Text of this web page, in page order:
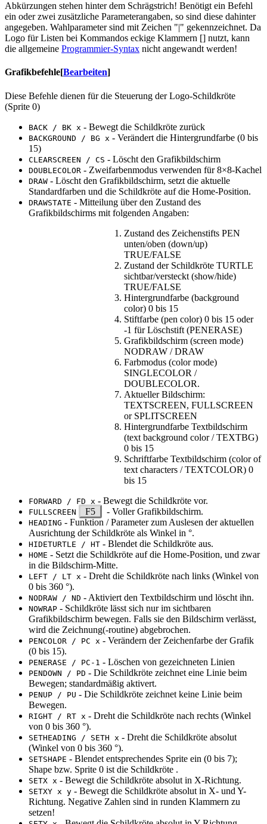
Abkürzungen stehen hinter dem Schrägstrich! Benötigt ein Befehl
ein oder zwei zusätzliche Parameterangaben, so sind diese dahinter
angegeben. Wahlparameter sind mit Zeichen "|" gekennzeichnet. Da
Logo für Listen bei Kommandos eckige Klammern [] nutzt, kann
die allgemeine Programmier-Syntax nicht angewandt werden!
Grafikbefehle[Bearbeiten]
Diese Befehle dienen für die Steuerung der Logo-Schildkröte
(Sprite 0)
BACK / BK x - Bewegt die Schildkröte zurück
BACKGROUND / BG x - Verändert die Hintergrundfarbe (0 bis
15)
CLEARSCREEN / CS - Löscht den Grafikbildschirm
DOUBLECOLOR - Zweifarbenmodus verwenden für 8×8-Kachel
DRAW - Löscht den Grafikbildschirm, setzt die aktuelle
Standardfarben und die Schildkröte auf die Home-Position.
DRAWSTATE - Mitteilung über den Zustand des
Grafikbildschirms mit folgenden Angaben:
Zustand des Zeichenstifts PEN
unten/oben (down/up)
TRUE/FALSE
Zustand der Schildkröte TURTLE
sichtbar/versteckt (show/hide)
TRUE/FALSE
Hintergrundfarbe (background
color) 0 bis 15
Stiftfarbe (pen color) 0 bis 15 oder
-1 für Löschstift (PENERASE)
Grafikbildschirm (screen mode)
NODRAW / DRAW
Farbmodus (color mode)
SINGLECOLOR /
DOUBLECOLOR.
Aktueller Bildschirm:
TEXTSCREEN, FULLSCREEN
or SPLITSCREEN
Hintergrundfarbe Textbildschirm
(text background color / TEXTBG)
0 bis 15
Schriftfarbe Textbildschirm (color of
text characters / TEXTCOLOR) 0
bis 15
FORWARD / FD x - Bewegt die Schildkröte vor.
FULLSCREEN F5 - Voller Grafikbildschirm.
HEADING - Funktion / Parameter zum Auslesen der aktuellen
Ausrichtung der Schildkröte als Winkel in °.
HIDETURTLE / HT - Blendet die Schildkröte aus.
HOME - Setzt die Schildkröte auf die Home-Position, und zwar
in die Bildschirm-Mitte.
LEFT / LT x - Dreht die Schildkröte nach links (Winkel von
0 bis 360 °).
NODRAW / ND - Aktiviert den Textbildschirm und löscht ihn.
NOWRAP - Schildkröte lässt sich nur im sichtbaren
Grafikbildschirm bewegen. Falls sie den Bildschirm verlässt,
wird die Zeichnung(-routine) abgebrochen.
PENCOLOR / PC x - Verändern der Zeichenfarbe der Grafik
(0 bis 15).
PENERASE / PC-1 - Löschen von gezeichneten Linien
PENDOWN / PD - Die Schildkröte zeichnet eine Linie beim
Bewegen; standardmäßig aktivert.
PENUP / PU - Die Schildkröte zeichnet keine Linie beim
Bewegen.
RIGHT / RT x - Dreht die Schildkröte nach rechts (Winkel
von 0 bis 360 °).
SETHEADING / SETH x - Dreht die Schildkröte absolut
(Winkel von 0 bis 360 °).
SETSHAPE - Blendet entsprechendes Sprite ein (0 bis 7);
Shape bzw. Sprite 0 ist die Schildkröte .
SETX x - Bewegt die Schildkröte absolut in X-Richtung.
SETXY x y - Bewegt die Schildkröte absolut in X- und Y-
Richtung. Negative Zahlen sind in runden Klammern zu
setzen!